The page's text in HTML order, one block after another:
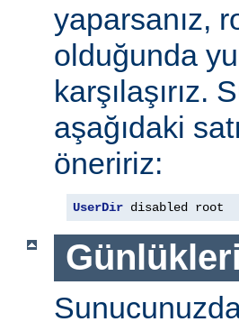
yaparsanız,
olduğunda
karşılaşırız.
aşağıdaki
öneririz:
UserDir disabled root